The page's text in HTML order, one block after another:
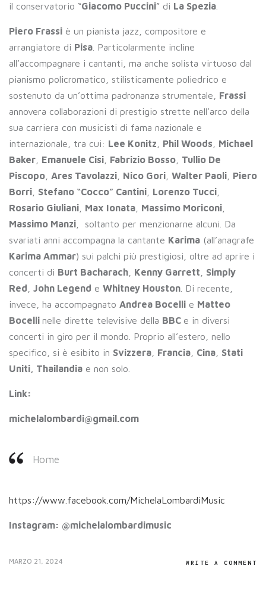
il conservatorio “Giacomo Puccini” di La Spezia
Piero Frassi è un pianista jazz, compositore e
arrangiatore di Pisa . Particolarmente incline
all’accompagnare i cantanti, ma anche solista virtuoso dal
pianismo policromatico, stilisticamente poliedrico e
sostenuto da un’ottima padronanza strumentale, Frassi
annovera collaborazioni di prestigio strette nell’arco della
sua carriera con musicisti di fama nazionale e
internazionale, tra cui: Lee Konitz Phil Woods
Michael
Baker
Emanuele Cisi Fabrizio Bosso
Tullio De
Piscopo Ares Tavolazzi Nico Gori Walter Paoli
Piero
Borri
Stefano “Cocco” Cantini Lorenzo Tucci
Rosario Giuliani
Max Ionata Massimo Moriconi
Massimo Manzi , soltanto per menzionarne alcuni. Da
svariati anni accompagna la cantante Karima (all’anagrafe
Karima Ammar) sui palchi più prestigiosi, oltre ad aprire i
concerti di Burt Bacharach Kenny Garrett
Simply
Red
John Legend e Whitney Houston . Di recente,
invece, ha accompagnato Andrea Bocelli e Matteo
Bocelli nelle dirette televisive della BBC e in diversi
concerti in giro per il mondo. Proprio all’estero, nello
specifico, si è esibito in Svizzera Francia Cina
Stati
Uniti, Thailandia e non solo.
Link:
michelalombardi@gmail.com
Home
https://www.facebook.com/MichelaLombardiMusic
Instagram: @michelalombardimusic
MARZO 21, 2024 WRITE A COMMENT